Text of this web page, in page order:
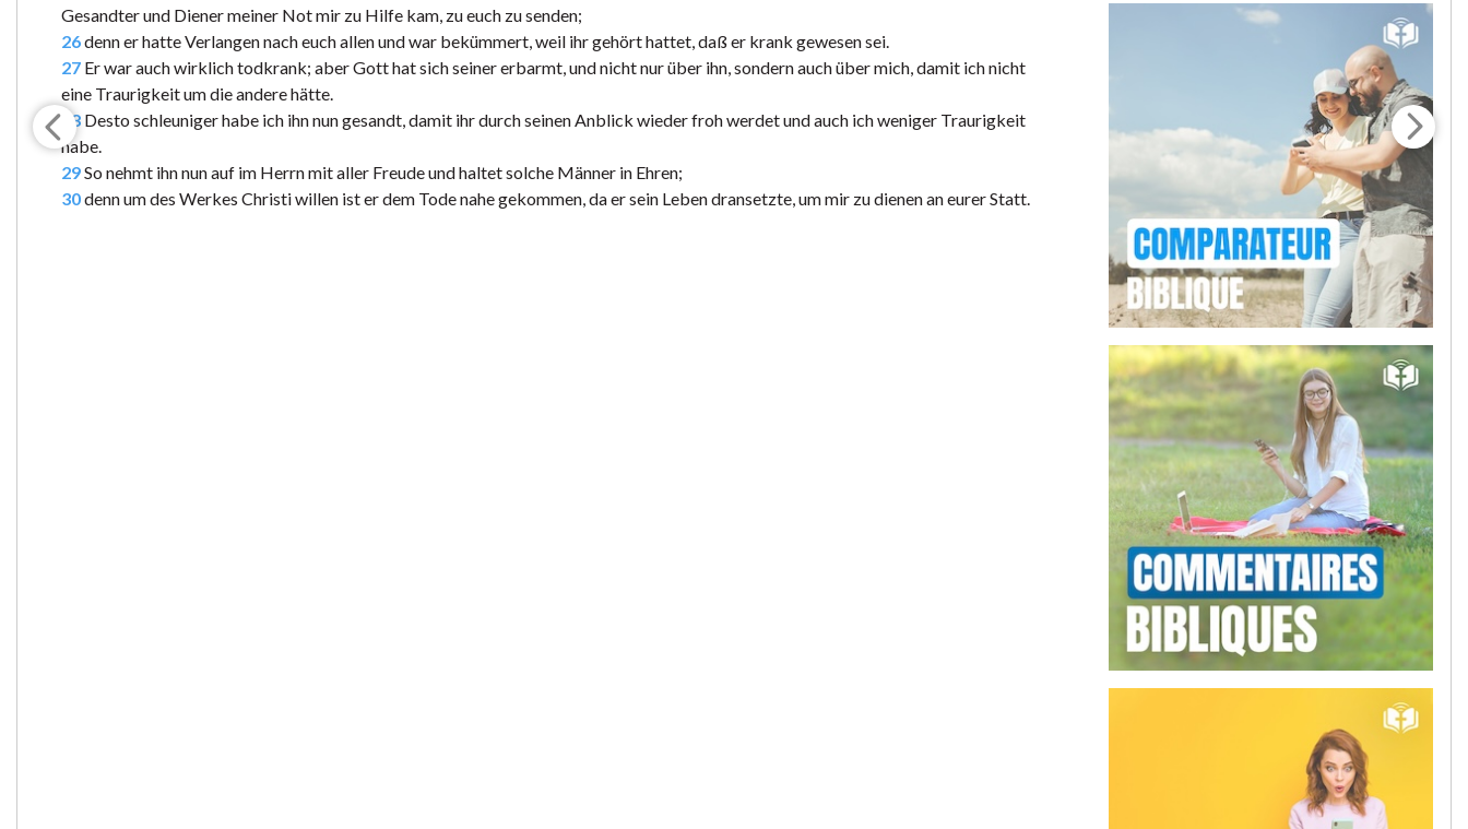
Gesandter und Diener meiner Not mir zu Hilfe kam, zu euch zu senden;
26denn er hatte Verlangen nach euch allen und war bekümmert, weil ihr gehört hattet, daß er krank gewesen sei.
27 Er war auch wirklich todkrank; aber Gott hat sich seiner erbarmt, und nicht nur über ihn, sondern auch über mich, damit ich nicht
eine Traurigkeit um die andere hätte.
28 Desto schleuniger habe ich ihn nun gesandt, damit ihr durch seinen Anblick wieder froh werdet und auch ich weniger Traurigkeit
habe.
29So nehmt ihn nun auf im Herrn mit aller Freude und haltet solche Männer in Ehren;
30denn um des Werkes Christi willen ist er dem Tode nahe gekommen, da er sein Leben dransetzte, um mir zu dienen an eurer Statt.